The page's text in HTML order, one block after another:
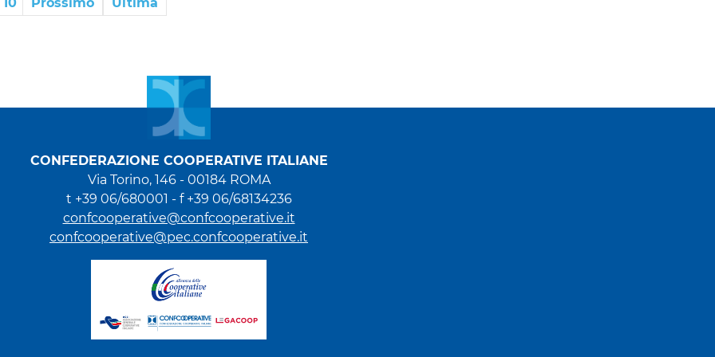
CONFEDERAZIONE COOPERATIVE ITALIANE
Via Torino, 146 - 00184 ROMA
t +39 06/680001 - f +39 06/68134236
confcooperative@confcooperative.it
confcooperative@pec.confcooperative.it